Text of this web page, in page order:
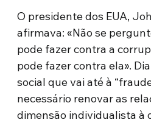
O presidente dos EUA,
afirmava: «Não se
pode fazer contra a
pode fazer contra ela».
social que vai até à
necessário renovar as
dimensão individualista à